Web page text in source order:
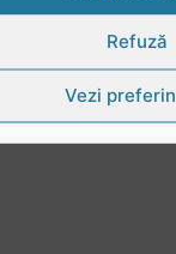
Refuză
Vezi